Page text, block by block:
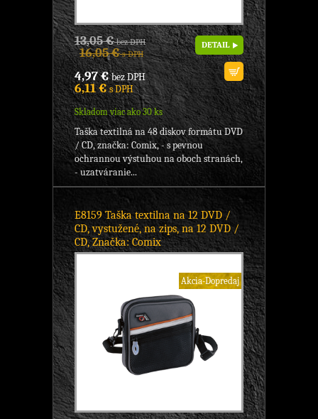
13,05 €bez DPH
16,05 €s DPH
4,97 €bez DPH
6,11 €s DPH
Skladom viac ako 30 ks
DETAIL
Taška textilná na 48 diskov formátu DVD
/ CD, značka: Comix, - s pevnou
ochrannou výstuhou na oboch stranách,
- uzatváranie...
E8159 Taška textilna na 12 DVD /
CD, vystužené, na zips, na 12 DVD /
CD, Značka: Comix
Akcia-Dopredaj